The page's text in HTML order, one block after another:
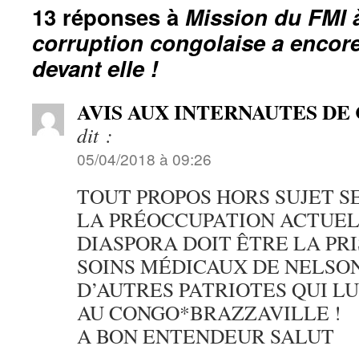
13 réponses à Mission du FMI
corruption congolaise a
devant elle !
AVIS AUX INTERNAUTES
dit :
05/04/2018 à 09:26
TOUT PROPOS HORS SUJET
LA PRÉOCCUPATION
DIASPORA DOIT ÊTRE LA
SOINS MÉDICAUX DE
D’AUTRES PATRIOTES QUI
AU CONGO*BRAZZAVILLE !
A BON ENTENDEUR SALUT